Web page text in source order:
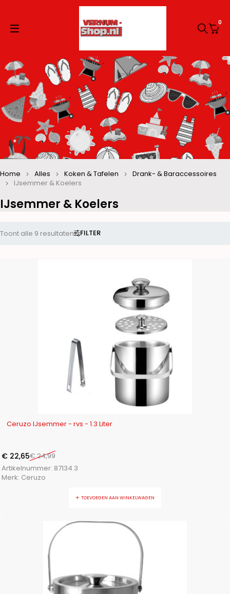
0
IJsemmer & Koelers
Home Alles Koken & Tafelen
Drank- & Baraccessoires
IJsemmer & Koelers
FILTER
Toont alle 9 resultaten
Ceruzo IJsemmer - rvs - 1.3 Liter
€24,99
€ 22,65
Artikelnummer: 87134.3
Merk: Ceruzo
TOEVOEGEN AAN WINKELWAGEN